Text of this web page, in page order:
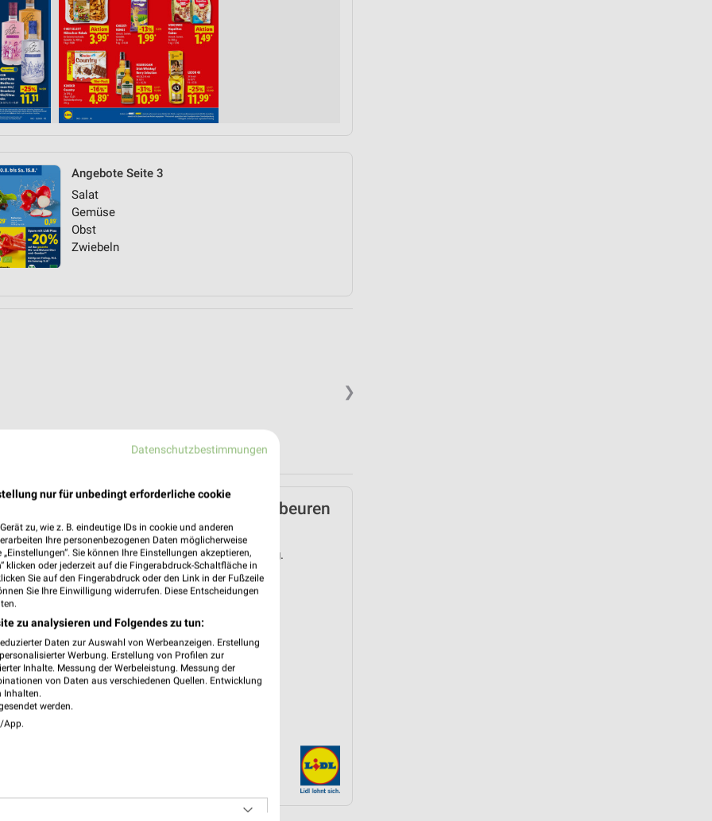
Angebote Seite 3
Salat
Gemüse
Obst
Zwiebeln
❯
❯
Lidl Prospekt für Kaufbeuren
ab Mo. den 03.08.
Gültig von 03. Aug. bis 08. Aug.
📅 Kalendereintrag erstellen
PROSPEKT BLÄTTERN
Datenschutzbestimmungen
nur für unbedingt erforderliche cookie
zu, wie z. B. eindeutige IDs in cookie und anderen
Ihre personenbezogenen Daten möglicherweise
Sie können Ihre Einstellungen akzeptieren,
klicken oder jederzeit auf die Fingerabdruck-Schaltfläche in
Sie auf den Fingerabdruck oder den Link in der Fußzeile
Sie Ihre Einwilligung widerrufen. Diese Entscheidungen
zu analysieren und Folgendes zu tun:
Daten zur Auswahl von Werbeanzeigen. Erstellung
Werbung. Erstellung von Profilen zur
Inhalte. Messung der Werbeleistung. Messung der
von Daten aus verschiedenen Quellen. Entwicklung
Inhalten.
werden.
App.